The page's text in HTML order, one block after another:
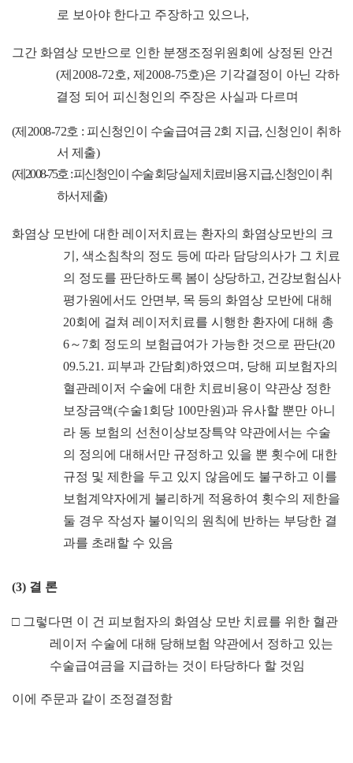
로 보아야 한다고 주장하고 있으나,
그간 화염상 모반으로 인한 분쟁조정위원회에 상정된 안건
(제 2008-72호, 제 2008-75호)은 기각결정이 아닌 각하
결정 되어 피신청인의 주장은 사실과 다르며
(제 2008-72호 : 피신청인이 수술급여금 2회 지급, 신청인이 취하
서 제출)
(제 2008-75호 :피신청인이 수술 회당 실제 치료비용 지급,신청인이 취
하서 제출)
화염상 모반에 대한 레이저치료는 환자의 화염상모반의 크
기 ,색소침착의 정도 등에 따라 담당의사가 그 치료
의 정도를 판단하도록 봄이 상당하고, 건강보험심사
평가원에서도 안면부, 목 등의 화염상 모반에 대해
20회에 걸쳐 레이저치료를 시행한 환자에 대해 총
6～ 7회 정도의 보험급여가 가능한 것으로 판단(20
09.5.21. 피부과 간담회)하였으며 , 당해 피보험자의
혈관레이저 수술에 대한 치료비용이 약관상 정한
보장금액(수술1 회당 100만원)과 유사할 뿐만 아니
라 동 보험의 선천이상보장특약 약관에서는 수술
의 정의에 대해서만 규정하고 있을 뿐 횟수에 대한
규정 및 제한을 두고 있지 않음에도 불구하고 이를
보험계약자에게 불리하게 적용하여 횟수의 제한을
둘 경우 작성자 불이익의 원칙에 반하는 부당한 결
과를 초래할 수 있음
(3) 결 론
□ 그렇다면 이 건 피보험자의 화염상 모반 치료를 위한 혈관
레이저 수술에 대해 당해보험 약관에서 정하고 있는
수술급여금을 지급하는 것이 타당하다 할 것임
이에 주문과 같이 조정결정함